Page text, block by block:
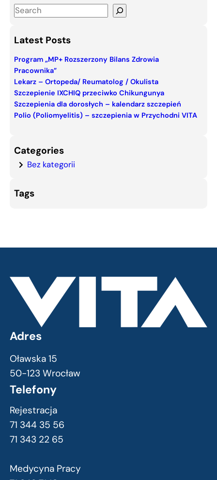
S
a
c
h
Latest Posts
Program „MP+ Rozszerzony Bilans Zdrowia
Pracownika”
Lekarz – Ortopeda/ Reumatolog / Okulista
Szczepienie IXCHIQ przeciwko Chikungunya
Szczepienia dla dorosłych – kalendarz szczepień
Polio (Poliomyelitis) – szczepienia w Przychodni VITA
Categories
Bez kategorii
Tags
Adres
Oławska 15
50-123 Wrocław
Telefony
Rejestracja
71 344 35 56
71 343 22 65
Medycyna Pracy